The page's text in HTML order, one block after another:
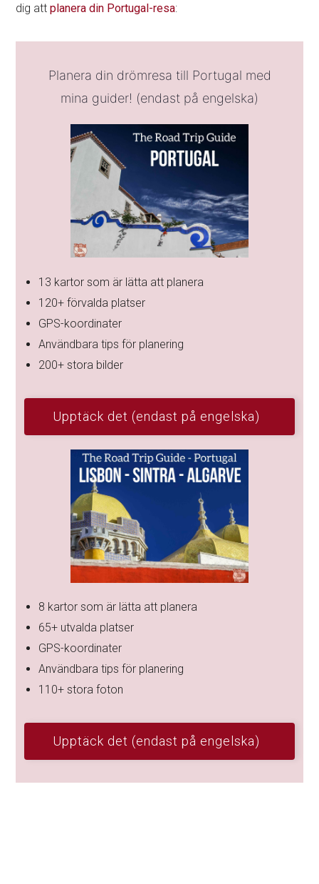
dig attplanera din Portugal-resa:
Planera din drömresa till Portugal med
mina guider! (endast på engelska)
13 kartor som är lätta att planera
120+ förvalda platser
GPS-koordinater
Användbara tips för planering
200+ stora bilder
Upptäck det (endast på engelska)
8 kartor som är lätta att planera
65+ utvalda platser
GPS-koordinater
Användbara tips för planering
110+ stora foton
Upptäck det (endast på engelska)